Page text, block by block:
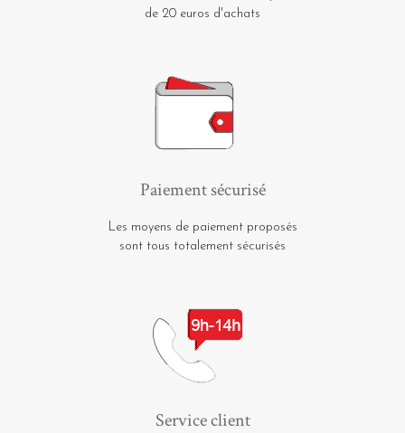
de 20 euros d'achats
Paiement sécurisé
Les moyens de paiement proposés
sont tous totalement sécurisés
Service client